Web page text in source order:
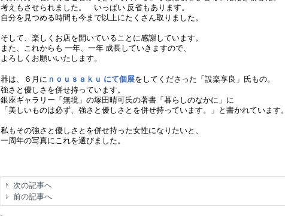
考えもさせられました。 いっぱい 反省もあります。
自分を見つめる時間も今まで以上にたくさん取りました。
そして、楽しくお店を開いていることに感謝しています。
また、これからも 一年、一年 成長していきますので、
よろしくお願いいたします。
器は、６月に ｎｏｕｓａｋｕ にて個展をしてくださった「設楽享良」氏もの。
強さと優しさを併せ持っています。
銀座ギャラリー「無境」の塚田晴可氏の著書「暮らしのなかに」に
「美しいものは必ず、強さと優しさとを併せ持っています。」と書かれています。
私もその強さと優しさとを併せ持った女性になりたいと、
一周年の写真にこれを選びました。
次の記事へ
前の記事へ